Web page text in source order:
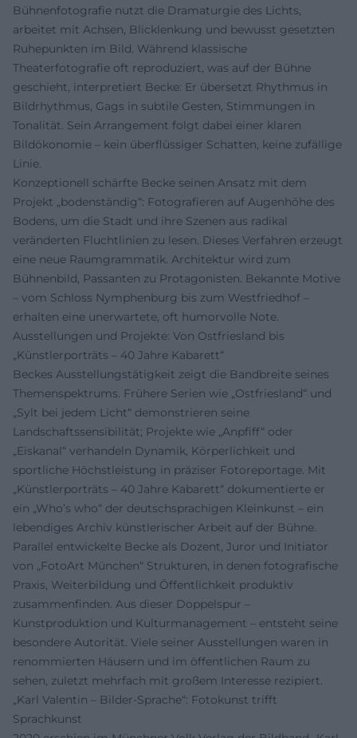
Bühnenfotografie nutzt die Dramaturgie des Lichts,
arbeitet mit Achsen, Blicklenkung und bewusst gesetzten
Ruhepunkten im Bild. Während klassische
Theaterfotografie oft reproduziert, was auf der Bühne
geschieht, interpretiert Becke: Er übersetzt Rhythmus in
Bildrhythmus, Gags in subtile Gesten, Stimmungen in
Tonalität. Sein Arrangement folgt dabei einer klaren
Bildökonomie – kein überflüssiger Schatten, keine zufällige
Linie.
Konzeptionell schärfte Becke seinen Ansatz mit dem
Projekt „bodenständig“: Fotografieren auf Augenhöhe des
Bodens, um die Stadt und ihre Szenen aus radikal
veränderten Fluchtlinien zu lesen. Dieses Verfahren erzeugt
eine neue Raumgrammatik. Architektur wird zum
Bühnenbild, Passanten zu Protagonisten. Bekannte Motive
– vom Schloss Nymphenburg bis zum Westfriedhof –
erhalten eine unerwartete, oft humorvolle Note.
Ausstellungen und Projekte: Von Ostfriesland bis
„Künstlerporträts – 40 Jahre Kabarett“
Beckes Ausstellungstätigkeit zeigt die Bandbreite seines
Themenspektrums. Frühere Serien wie „Ostfriesland“ und
„Sylt bei jedem Licht“ demonstrieren seine
Landschaftssensibilität; Projekte wie „Anpfiff“ oder
„Eiskanal“ verhandeln Dynamik, Körperlichkeit und
sportliche Höchstleistung in präziser Fotoreportage. Mit
„Künstlerporträts – 40 Jahre Kabarett“ dokumentierte er
ein „Who’s who“ der deutschsprachigen Kleinkunst – ein
lebendiges Archiv künstlerischer Arbeit auf der Bühne.
Parallel entwickelte Becke als Dozent, Juror und Initiator
von „FotoArt München“ Strukturen, in denen fotografische
Praxis, Weiterbildung und Öffentlichkeit produktiv
zusammenfinden. Aus dieser Doppelspur –
Kunstproduktion und Kulturmanagement – entsteht seine
besondere Autorität. Viele seiner Ausstellungen waren in
renommierten Häusern und im öffentlichen Raum zu
sehen, zuletzt mehrfach mit großem Interesse rezipiert.
„Karl Valentin – Bilder-Sprache“: Fotokunst trifft
Sprachkunst